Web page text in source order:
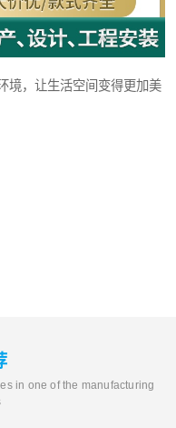
境，让生活空间变得更加美
in one of the manufacturing